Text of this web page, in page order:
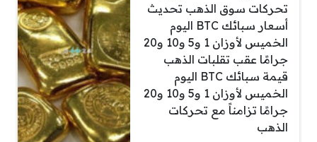
تحركات سوق الذهب تحديث
أسعار سبائك BTC اليوم
الخميس لأوزان 1 و5 و10 و20
جرامًا عقب تقلبات الذهب
قيمة سبائك BTC اليوم
الخميس لأوزان 1 و5 و10 و20
جرامًا تزامناً مع تحركات
الذهب